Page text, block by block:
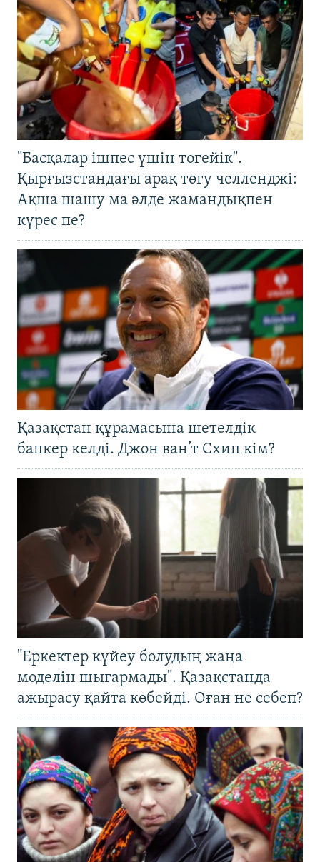
"Басқалар ішпес үшін төгейік".
Қырғызстандағы арақ төгу челленджі:
Ақша шашу ма әлде жамандықпен
күрес пе?
Қазақстан құрамасына шетелдік
бапкер келді. Джон ван’т Схип кім?
"Еркектер күйеу болудың жаңа
моделін шығармады". Қазақстанда
ажырасу қайта көбейді. Оған не себеп?